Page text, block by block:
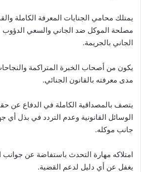
يمتلك محامي الجنايات المعرفة الكاملة
مصلحة الموكل ضد الجاني والسعي الدؤوب
الجاني بالجريمة.
يكون من أصحاب الخبرة المتراكمة
مدى معرفته بالقانون الجنائي.
يتصف بالمصداقية الكاملة في الدفاع عن
الوسائل القانونية وعدم التردد في بذل
جانب موكله.
امتلاكه مهارة التحدث باستفاضة عن جوانب
يغفل عن أي دليل لدعم القضية.